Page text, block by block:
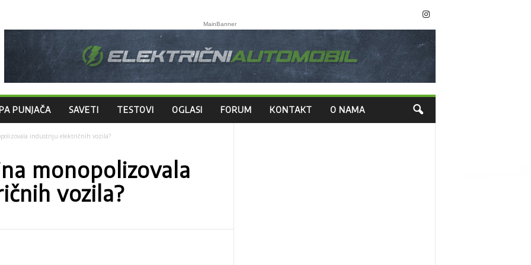
MainBanner
PUNJAČA SAVETI TESTOVI OGLASI FORUM KONTAKT O NAMA
industriju električnih vozila?
monopolizovala
vozila?